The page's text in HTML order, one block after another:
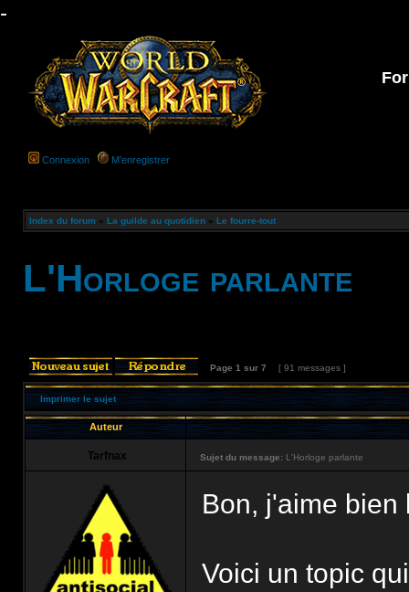
-
Connexion M’enregistrer
Index du forum » La guilde au quotidien » Le fourre-tout
L'Horloge parlante
Page 1 sur 7 [ 91 messages ]
Imprimer le sujet
Auteur
Tarfnax Sujet du message: L'Horloge parlante
Bon, j'aime
Voici un topic